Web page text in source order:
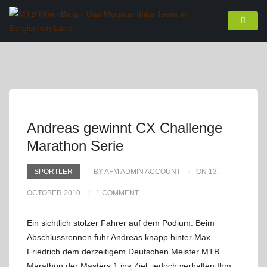
Andreas gewinnt CX Challenge
Marathon Serie
SPORTLER BY AFM ADMIN ACCOUNT ON 13.
OCTOBER 2010 1 COMMENT
Ein sichtlich stolzer Fahrer auf dem Podium. Beim
Abschlussrennen fuhr Andreas knapp hinter Max
Friedrich dem derzeitigem Deutschen Meister MTB